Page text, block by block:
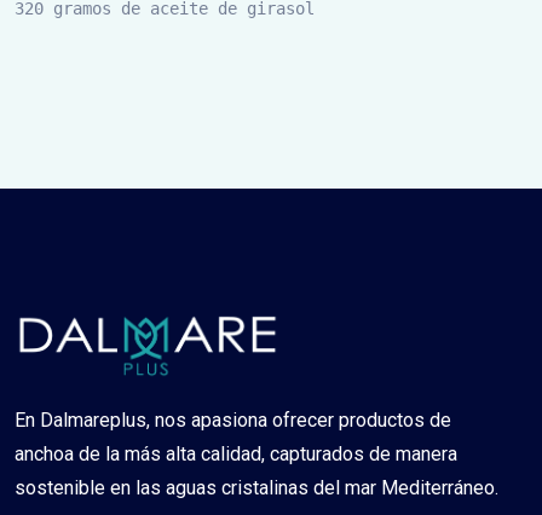
320 gramos de aceite de girasol
En Dalmareplus, nos apasiona ofrecer productos de
anchoa de la más alta calidad, capturados de manera
sostenible en las aguas cristalinas del mar Mediterráneo.